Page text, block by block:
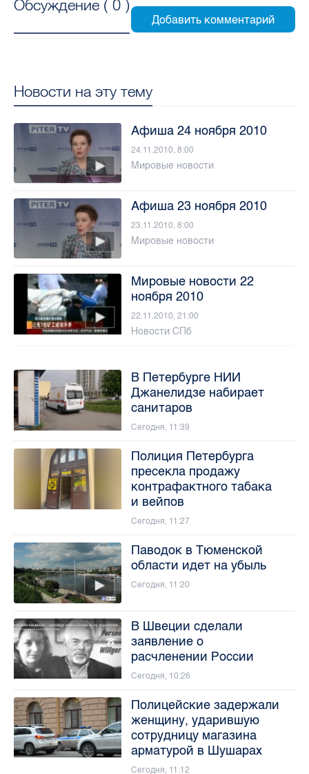
Обсуждение ( 0 )
Новости на эту тему
Афиша 24 ноября 2010
24.11.2010, 8:00
Мировые новости
Афиша 23 ноября 2010
23.11.2010, 8:00
Мировые новости
Мировые новости 22
ноября 2010
22.11.2010, 21:00
Новости СПб
В Петербурге НИИ
Джанелидзе набирает
санитаров
Сегодня, 11:39
Полиция Петербурга
пресекла продажу
контрафактного табака
и вейпов
Сегодня, 11:27
Паводок в Тюменской
области идет на убыль
Сегодня, 11:20
В Швеции сделали
заявление о
расчленении России
Сегодня, 10:26
Полицейские задержали
женщину, ударившую
сотрудницу магазина
арматурой в Шушарах
Сегодня, 11:12